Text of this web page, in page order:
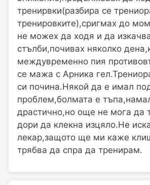
тренирвки(разбира се
тренировките),сригмах до
не можех да ходя и да
стълби,почивах няколко
междувременно пия
се мажа с Арника
си почина.Някой да е имал
проблем,болмата е
драстично,но още не мога да
дори да клекна изцяло.Не
лекар,защото ще ми каже
трябва да спра да тренирам.